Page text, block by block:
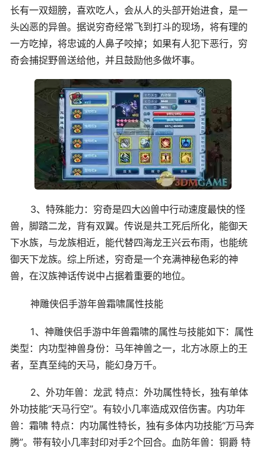
长有一双翅膀，喜欢吃人，会从人的头部开始进食，是一
头凶恶的异兽。据说穷奇经常飞到打斗的现场，将有理的
一方吃掉，将忠诚的人鼻子咬掉；如果有人犯下恶行，穷
奇会捕捉野兽送给他，并且鼓励他多做坏事。
3、特殊能力：穷奇是四大凶兽中行动速度最快的怪
兽，脚踏二龙，背有双翼。传说是共工死后所化，能御天
下水族，与龙族相近，能代替四海龙王兴云布雨，也能统
御天下龙族。综上所述，穷奇是一个充满神秘色彩的神
兽，在汉族神话传说中占据着重要的地位。
神雕侠侣手游年兽霜啸属性技能
1、神雕侠侣手游中年兽霜啸的属性与技能如下：属性
类型：内功型神兽身份：马年神兽之一，北方冰原上的王
者，至真至纯的天马，能幻身万千。
2、外功年兽：龙武 特点：外功属性特长，独有单体
外功技能“天马行空”。有较小几率造成双倍伤害。内功年
兽：霜啸 特点：内功属性特长，独有多体内功技能“万马奔
腾”。带有较小几率封印对手2个回合。血防年兽：铜爵 特